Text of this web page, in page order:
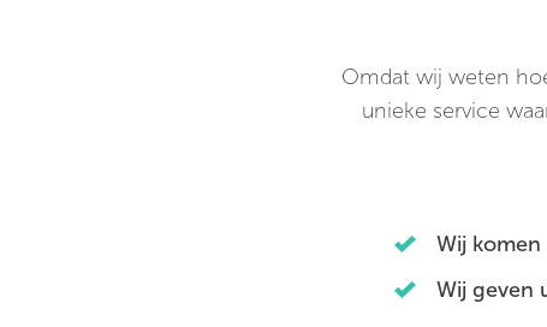
Omdat wij weten
unieke service
Wij
Wij geven